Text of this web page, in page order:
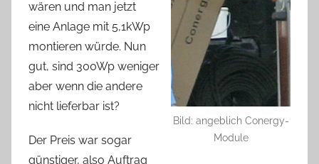
Bild: angeblich Conergy-
Module
wären und man jetzt
eine Anlage mit 5,1kWp
montieren würde. Nun
gut, sind 300Wp weniger
aber wenn die andere
nicht lieferbar ist?
Der Preis war sogar
günstiger, also Auftrag